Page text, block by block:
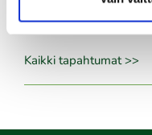
Seuraottelu SHG-PGK
Kaikki tapahtumat >>